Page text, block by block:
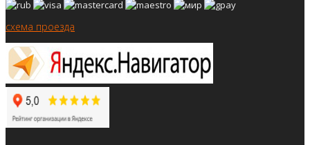
схема проезда